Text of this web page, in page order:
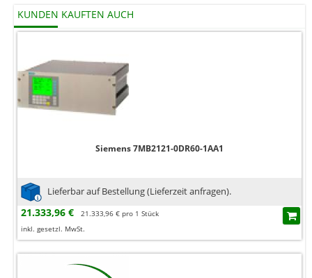
KUNDEN KAUFTEN AUCH
Siemens 7MB2121-0DR60-1AA1
Lieferbar auf Bestellung (Lieferzeit anfragen).
21.333,96 €
21.333,96 € pro 1 Stück
inkl. gesetzl. MwSt.